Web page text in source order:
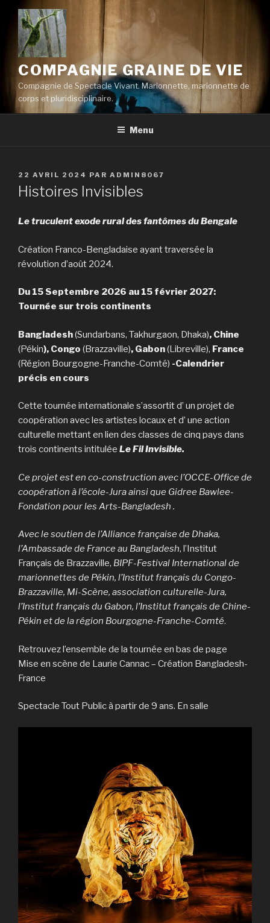
contenu
principal
COMPAGNIE GRAINE DE VIE
Compagnie de Spectacle Vivant. Marionnette, marionnette de
corps et pluridisciplinaire.
Menu
PUBLIÉ
LE
22 AVRIL 2024 PAR ADMIN8067
Histoires Invisibles
Le truculent exode rural desfantômes du Bengale
Création Franco-Bengladaise ayant traversée la
révolution d’août 2024.
Du 15 Septembre 2026 au 15 février 2027:
Tournée sur trois continents
Bangladesh(Sundarbans, Takhurgaon, Dhaka), Chine
(Pékin), Congo (Brazzaville), Gabon(Libreville), France
(Région Bourgogne-Franche-Comté) -Calendrier
précis en cours
Cette tournée internationale s’assortit d’ un projet de
coopération avec les artistes locaux et d’ une action
culturelle mettant en lien des classes de cinq pays dans
trois continents intitulée Le Fil Invisible.
Ce projet est en co-construction avec l’OCCE-Office de
coopération à l’école-Jura ainsi que Gidree Bawlee-
Fondation pour les Arts-Bangladesh .
Avec le soutien de l’Alliance française de Dhaka,
l’Ambassade de France au Bangladesh, l’Institut
Français de Brazzaville, BIPF-Festival International de
marionnettes de Pékin, l’Institut français du Congo-
Brazzaville, Mi-Scène, association culturelle-Jura,
l’Institut français du Gabon, l’Institut français de Chine-
Pékin et de la région Bourgogne-Franche-Comté.
Retrouvez l’ensemble de la tournée en bas de page
Mise en scène de Laurie Cannac – Création Bangladesh-
France
Spectacle Tout Public à partir de 9 ans. En salle